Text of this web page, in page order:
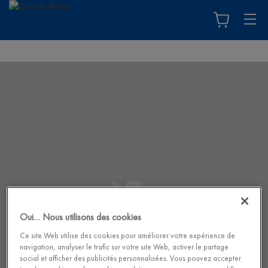
Oui… Nous utilisons des cookies
Ce site Web utilise des cookies pour améliorer votre expérience de
navigation, analyser le trafic sur votre site Web, activer le partage
social et afficher des publicités personnalisées. Vous pouvez accepter